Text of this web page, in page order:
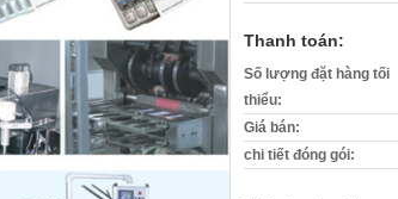
Thanh toán:
Số lượng đặt hàng tối
thiểu:
Giá bán:
chi tiết đóng gói: